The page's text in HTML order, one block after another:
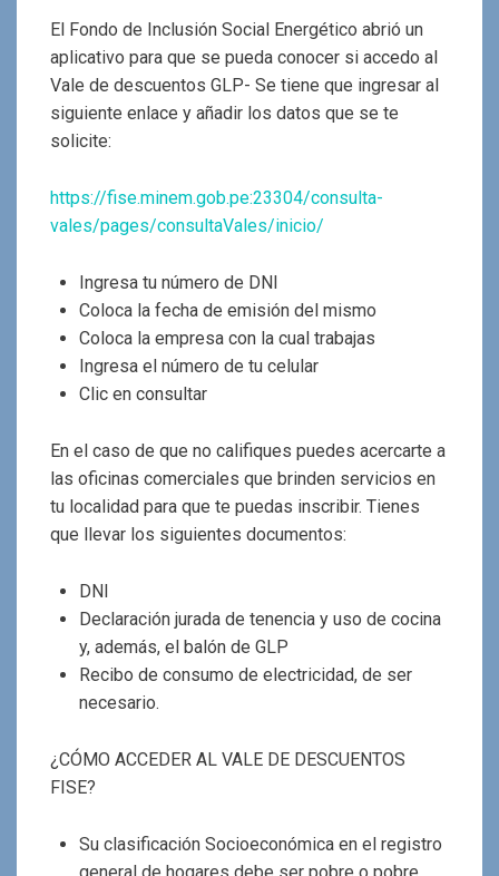
El Fondo de Inclusión Social Energético abrió un
aplicativo para que se pueda conocer si accedo al
Vale de descuentos GLP- Se tiene que ingresar al
siguiente enlace y añadir los datos que se te
solicite:
https://fise.minem.gob.pe:23304/consulta-
vales/pages/consultaVales/inicio/
Ingresa tu número de DNI
Coloca la fecha de emisión del mismo
Coloca la empresa con la cual trabajas
Ingresa el número de tu celular
Clic en consultar
En el caso de que no califiques puedes acercarte a
las oficinas comerciales que brinden servicios en
tu localidad para que te puedas inscribir. Tienes
que llevar los siguientes documentos:
DNI
Declaración jurada de tenencia y uso de cocina
y, además, el balón de GLP
Recibo de consumo de electricidad, de ser
necesario.
¿CÓMO ACCEDER AL VALE DE DESCUENTOS
FISE?
Su clasificación Socioeconómica en el registro